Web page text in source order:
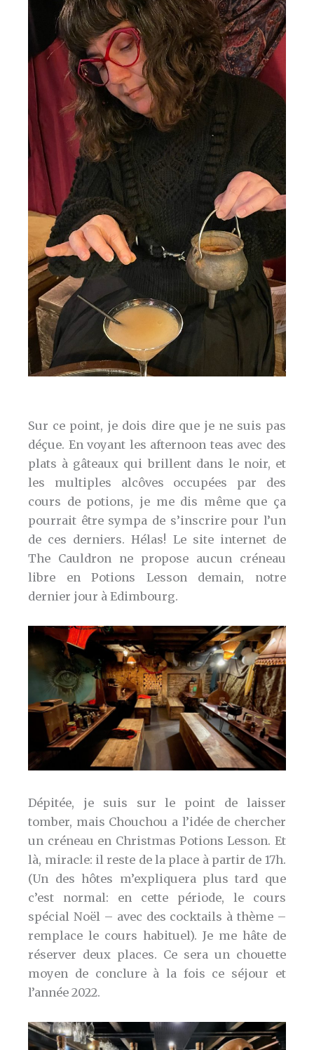
Sur ce point, je dois dire que je ne suis pas
déçue. En voyant les afternoon teas avec des
plats à gâteaux qui brillent dans le noir, et
les multiples alcôves occupées par des
cours de potions, je me dis même que ça
pourrait être sympa de s’inscrire pour l’un
de ces derniers. Hélas! Le site internet de
The Cauldron ne propose aucun créneau
libre en Potions Lesson demain, notre
dernier jour à Edimbourg.
Dépitée, je suis sur le point de laisser
tomber, mais Chouchou a l’idée de chercher
un créneau en Christmas Potions Lesson. Et
là, miracle: il reste de la place à partir de 17h.
(Un des hôtes m’expliquera plus tard que
c’est normal: en cette période, le cours
spécial Noël – avec des cocktails à thème –
remplace le cours habituel). Je me hâte de
réserver deux places. Ce sera un chouette
moyen de conclure à la fois ce séjour et
l’année 2022.